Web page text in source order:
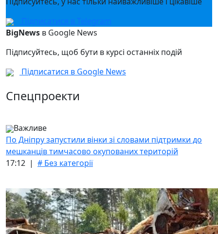
Підписатися в Telegram
BigNews в Google News
Підписуйтесь, щоб бути в курсі останніх подій
Підписатися в Google News
Спецпроекти
Важливе
По Дніпру запустили вінки зі словами підтримки до
мешканців тимчасово окупованих територій
17:12 | # Без категорії